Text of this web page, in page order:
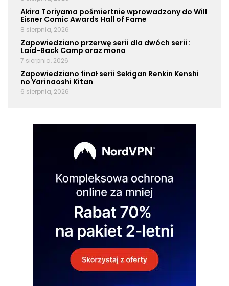
Akira Toriyama pośmiertnie wprowadzony do Will
Eisner Comic Awards Hall of Fame
8 sierpnia, 2026
Zapowiedziano przerwę serii dla dwóch serii :
Laid-Back Camp oraz mono
7 sierpnia, 2026
Zapowiedziano finał serii Sekigan Renkin Kenshi
no Yarinaoshi Kitan
6 sierpnia, 2026